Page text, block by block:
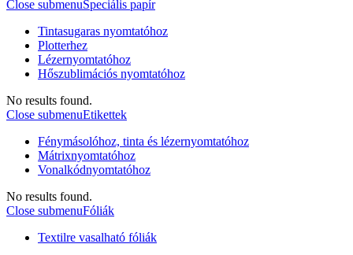
Close submenuSpeciális papír
Tintasugaras nyomtatóhoz
Plotterhez
Lézernyomtatóhoz
Hőszublimációs nyomtatóhoz
No results found.
Close submenuEtikettek
Fénymásolóhoz, tinta és lézernyomtatóhoz
Mátrixnyomtatóhoz
Vonalkódnyomtatóhoz
No results found.
Close submenuFóliák
Textilre vasalható fóliák